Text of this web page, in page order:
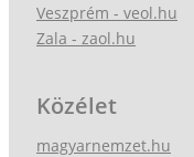
Veszprém - veol.hu
Zala - zaol.hu
Közélet
magyarnemzet.hu